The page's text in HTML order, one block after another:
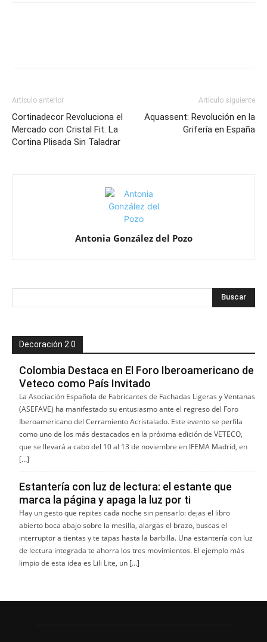
Artículo anterior
Cortinadecor Revoluciona el
Mercado con Cristal Fit: La
Cortina Plisada Sin Taladrar
Artículo siguiente
Aquassent: Revolución en la
Grifería en España
Antonia González del Pozo
Decoración 2.0
Colombia Destaca en El Foro Iberoamericano de
Veteco como País Invitado
La Asociación Española de Fabricantes de Fachadas Ligeras y Ventanas
(ASEFAVE) ha manifestado su entusiasmo ante el regreso del Foro
Iberoamericano del Cerramiento Acristalado. Este evento se perfila
como uno de los más destacados en la próxima edición de VETECO,
que se llevará a cabo del 10 al 13 de noviembre en IFEMA Madrid, en
[…]
Estantería con luz de lectura: el estante que
marca la página y apaga la luz por ti
Hay un gesto que repites cada noche sin pensarlo: dejas el libro
abierto boca abajo sobre la mesilla, alargas el brazo, buscas el
interruptor a tientas y te tapas hasta la barbilla. Una estantería con luz
de lectura integrada te ahorra los tres movimientos. El ejemplo más
limpio de esta idea es Lili Lite, un […]